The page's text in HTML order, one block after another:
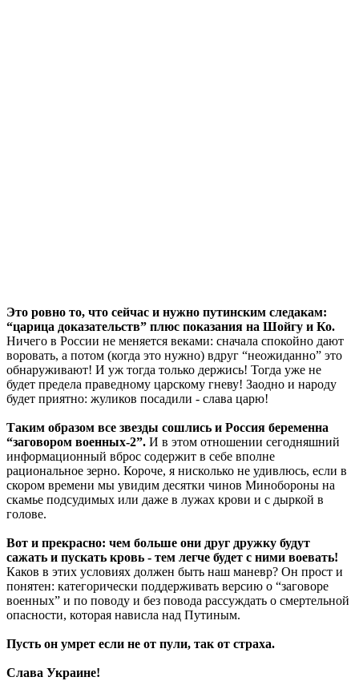
Это ровно то, что сейчас и нужно путинским следакам:
“царица доказательств” плюс показания на Шойгу и Ко.
Ничего в России не меняется веками: сначала спокойно дают
воровать, а потом (когда это нужно) вдруг “неожиданно” это
обнаруживают! И уж тогда только держись! Тогда уже не
будет предела праведному царскому гневу! Заодно и народу
будет приятно: жуликов посадили - слава царю!
Таким образом все звезды сошлись и Россия беременна
“заговором военных-2”. И в этом отношении сегодняшний
информационный вброс содержит в себе вполне
рациональное зерно. Короче, я нисколько не удивлюсь, если в
скором времени мы увидим десятки чинов Минобороны на
скамье подсудимых или даже в лужах крови и с дыркой в
голове.
Вот и прекрасно: чем больше они друг дружку будут
сажать и пускать кровь - тем легче будет с ними воевать!
Каков в этих условиях должен быть наш маневр? Он прост и
понятен: категорически поддерживать версию о “заговоре
военных” и по поводу и без повода рассуждать о смертельной
опасности, которая нависла над Путиным.
Пусть он умрет если не от пули, так от страха.
Слава Украине!